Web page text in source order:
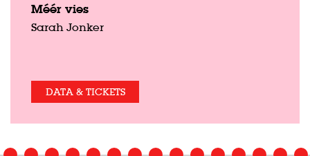
Méér vies
Sarah Jonker
DATA & TICKETS